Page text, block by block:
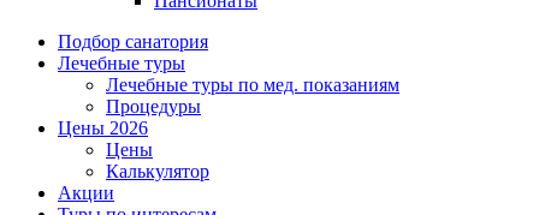
Подбор санатория
Лечебные туры
Лечебные туры по мед. показаниям
Процедуры
Цены 2026
Цены
Калькулятор
Акции